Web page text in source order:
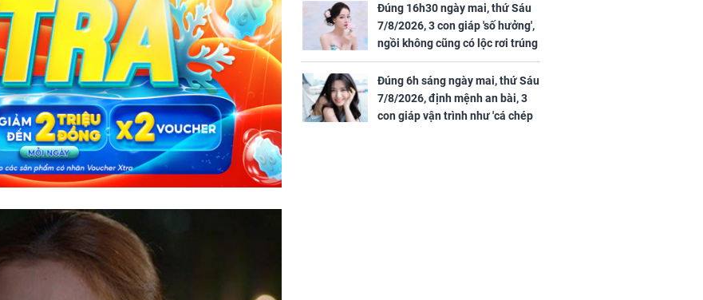
không đồng hành cùng
Châu Tinh Trì, Địch Lệ
Nhiệt Ba quảng bá
Đúng 16h30 ngày mai, thứ Sáu
7/8/2026, 3 con giáp 'số hưởng',
ngồi không cũng có lộc rơi trúng
đầu, vừa tránh được họa vừa có
tiền vàng
Đúng 6h sáng ngày mai, thứ Sáu
7/8/2026, định mệnh an bài, 3
con giáp vận trình như 'cá chép